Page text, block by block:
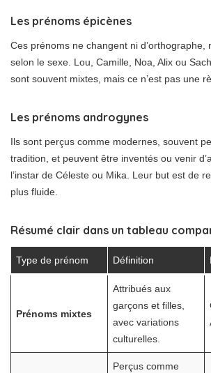
Les prénoms épicènes
Ces prénoms ne changent ni d’orthographe,
selon le sexe. Lou, Camille, Noa, Alix ou
sont souvent mixtes, mais ce n’est pas une
Les prénoms androgynes
Ils sont perçus comme modernes, souvent
tradition, et peuvent être inventés ou venir
l’instar de Céleste ou Mika. Leur but est de
plus fluide.
Résumé clair dans un tableau
Type de prénom Définition
Prénoms mixtes
Attribués aux
garçons et filles,
avec variations
culturelles.
Perçus comme